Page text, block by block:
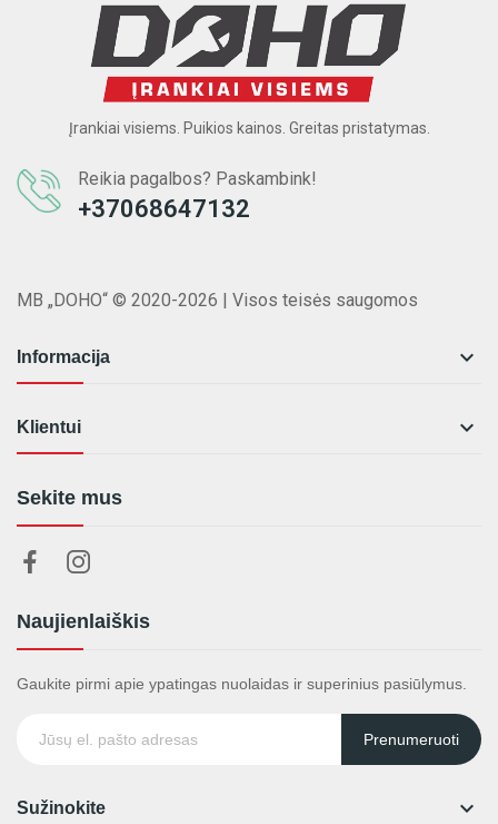
Įrankiai visiems. Puikios kainos. Greitas pristatymas.
Reikia pagalbos? Paskambink!
+37068647132
MB „DOHO“ © 2020-2026 | Visos teisės saugomos
Informacija 
Klientui 
Sekite mus
Naujienlaiškis
Gaukite pirmi apie ypatingas nuolaidas ir superinius pasiūlymus.
Prenumeruoti
Sužinokite 